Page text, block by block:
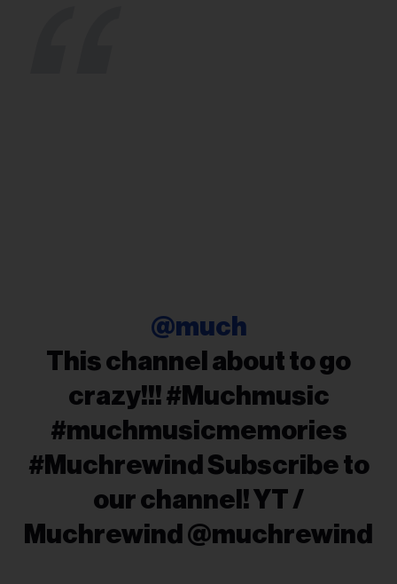
@much
This channel about to go
crazy!!! #Muchmusic
#muchmusicmemories
#Muchrewind Subscribe to
our channel! YT /
Muchrewind @muchrewind